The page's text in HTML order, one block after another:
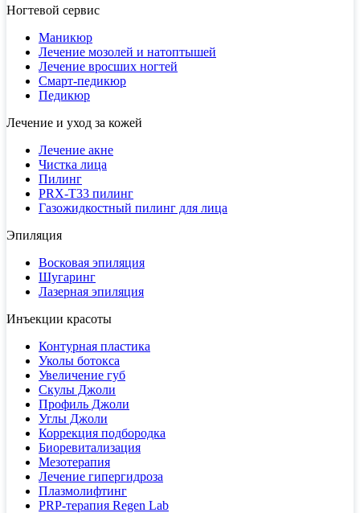
Ногтевой сервис
Маникюр
Лечение мозолей и натоптышей
Лечение вросших ногтей
Смарт-педикюр
Педикюр
Лечение и уход за кожей
Лечение акне
Чистка лица
Пилинг
PRX-T33 пилинг
Газожидкостный пилинг для лица
Эпиляция
Восковая эпиляция
Шугаринг
Лазерная эпиляция
Инъекции красоты
Контурная пластика
Уколы ботокса
Увеличение губ
Скулы Джоли
Профиль Джоли
Углы Джоли
Коррекция подбородка
Биоревитализация
Мезотерапия
Лечение гипергидроза
Плазмолифтинг
PRP-терапия Regen Lab